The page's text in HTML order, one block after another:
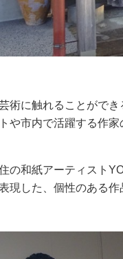
術に触れることができ
や市内で活躍する作家
の和紙アーティスト
現した、個性のある作